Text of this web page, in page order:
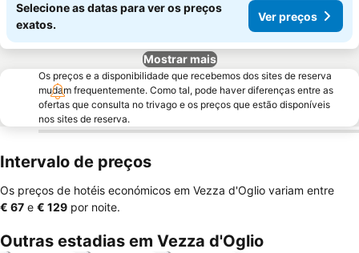
Selecione as datas para ver os preços
exatos.
Ver preços
Mostrar mais
Os preços e a disponibilidade que recebemos dos sites de reserva
mudam frequentemente. Como tal, pode haver diferenças entre as
ofertas que consulta no trivago e os preços que estão disponíveis
nos sites de reserva.
Intervalo de preços
Os preços de hotéis económicos em Vezza d'Oglio variam entre
‎€ 67 e ‎€ 129 por noite.
Outras estadias em Vezza d'Oglio